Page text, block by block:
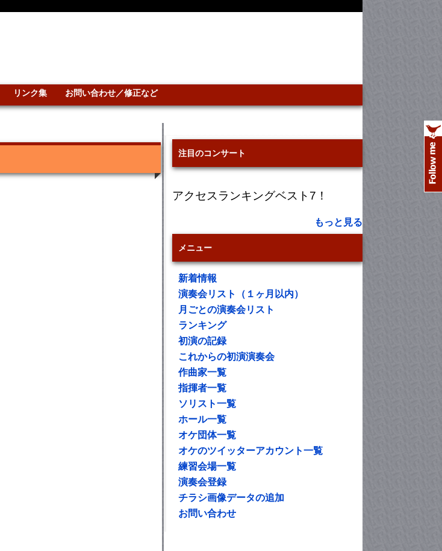
リンク集 お問い合わせ／修正など
注目のコンサート
アクセスランキングベスト7！
もっと見る
メニュー
新着情報
演奏会リスト（１ヶ月以内）
月ごとの演奏会リスト
ランキング
初演の記録
これからの初演演奏会
作曲家一覧
指揮者一覧
ソリスト一覧
ホール一覧
オケ団体一覧
オケのツイッターアカウント一覧
練習会場一覧
演奏会登録
チラシ画像データの追加
お問い合わせ